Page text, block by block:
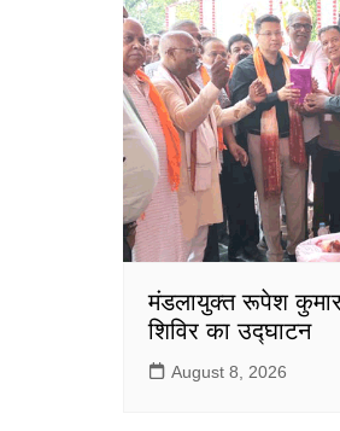
मंडलायुक्त रूपेश
शिविर का उद्घाटन
August 8, 2026